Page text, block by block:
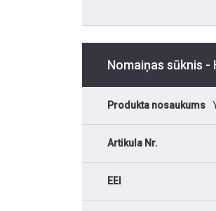
Nomaiņas sūknis
Produkta nosaukums
Artikula Nr.
EEI